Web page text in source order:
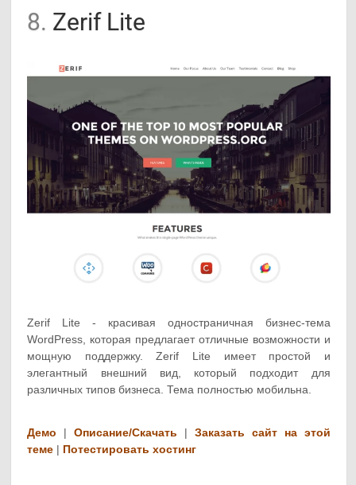
8. Zerif Lite
Zerif Lite - красивая одностраничная бизнес-тема
WordPress, которая предлагает отличные возможности и
мощную поддержку. Zerif Lite имеет простой и
элегантный внешний вид, который подходит для
различных типов бизнеса. Тема полностью мобильна.
Демо |Описание/Скачать | Заказать сайт на этой
теме | Потестировать хостинг